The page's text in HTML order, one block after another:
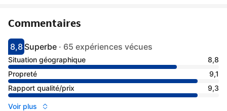
Commentaires
Avec une note de 8.8
8,8
superbeSuperbe · 65 expériences vécues
Situation géographique
8,8
Propreté
9,1
Rapport qualité/prix
9,3
Voir plus